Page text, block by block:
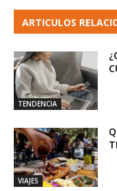
ARTICULOS
TENDENCIA
VIAJES